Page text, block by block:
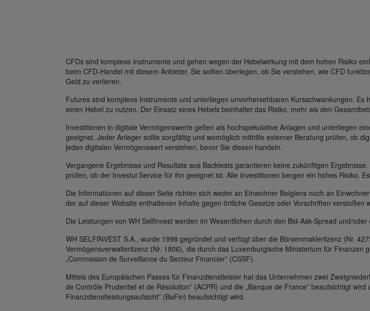
CFDs sind komplexe Instrumente und gehen wegen der Hebelwirkung mit dem hohen Risiko
beim CFD-Handel mit diesem Anbieter. Sie sollten überlegen, ob Sie verstehen, wie CFD
Geld zu verlieren.
Futures sind komplexe Instrumente und unterliegen unvorhersehbaren Kursschwankungen.
einen Hebel zu nutzen. Der Einsatz eines Hebels beinhaltet das Risiko, mehr als den
Investitionen in digitale Vermögenswerte gelten als hochspekulative Anlagen und unterliegen
geeignet. Jeder Anleger sollte sorgfältig und womöglich mithilfe externer Beratung prüfen, ob
jeden digitalen Vermögenswert verstehen, bevor Sie diesen handeln.
Vergangene Ergebnisse und Resultate aus Backtests garantieren keine zukünftigen
prüfen, ob der Investui Service für ihn geeignet ist. Alle Investitionen bergen ein hohes Risiko.
Die Informationen auf dieser Seite richten sich weder an Einwohner Belgiens noch an
der auf dieser Website enthaltenen Inhalte gegen örtliche Gesetze oder Vorschriften verstoßen
Die Leistungen von WH SelfInvest werden im Wesentlichen durch den Bid-Ask-Spread und/
WH SELFINVEST S.A., wurde 1998 gegründet und verfügt über die Börsenmaklerlizenz (Nr.
Vermögensverwalterlizenz (Nr. 1806), die durch das Luxemburgische Ministerium für
„Commission de Surveillance du Secteur Financier” (CSSF).
Mittels des Europäischen Passes für Finanzdienstleister hat das Unternehmen zwei
de Contrôle Prudentiel et de Résolution” (ACPR) und die „Banque de France” beaufsichtigt
Finanzdienstleistungsaufsicht” (BaFin) beaufsichtigt wird.